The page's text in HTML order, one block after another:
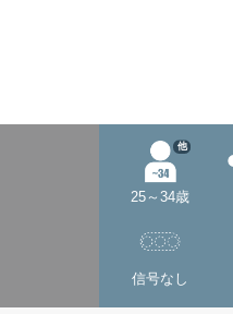
25～34歳
他
信号なし